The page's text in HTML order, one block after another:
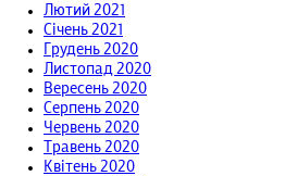
Лютий 2021
Січень 2021
Грудень 2020
Листопад 2020
Вересень 2020
Серпень 2020
Червень 2020
Травень 2020
Квітень 2020